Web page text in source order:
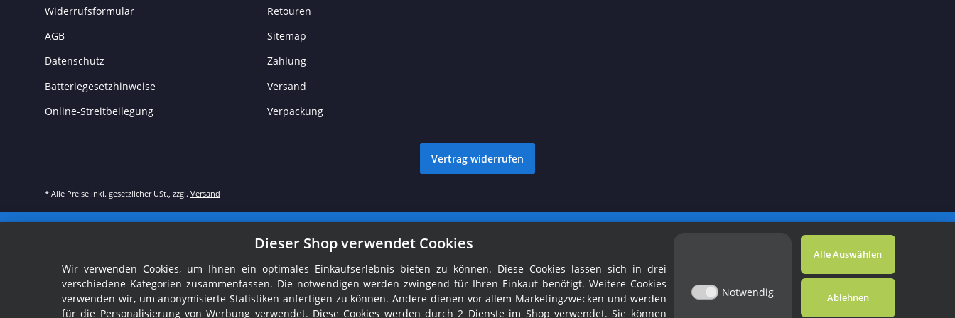
Widerrufsformular
AGB
Datenschutz
Batteriegesetzhinweise
Online-Streitbeilegung
Retouren
Sitemap
Zahlung
Versand
Verpackung
Vertrag widerrufen
* Alle Preise inkl. gesetzlicher USt., zzgl. Versand
Dieser Shop verwendet Cookies
Wir verwenden Cookies, um Ihnen ein optimales Einkaufserlebnis bieten zu können. Diese Cookies lassen sich in drei
verschiedene Kategorien zusammenfassen. Die notwendigen werden zwingend für Ihren Einkauf benötigt. Weitere Cookies
verwenden wir, um anonymisierte Statistiken anfertigen zu können. Andere dienen vor allem Marketingzwecken und werden
für die Personalisierung von Werbung verwendet. Diese Cookies werden durch 2 Dienste im Shop verwendet. Sie können
Notwendig
Alle Auswählen
Ablehnen